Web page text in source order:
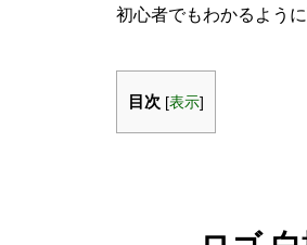
初心者でもわかるよう
目次 [表示]